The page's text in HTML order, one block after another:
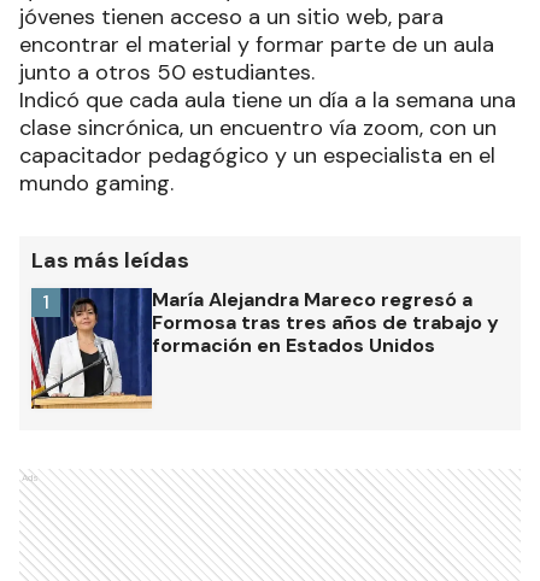
jóvenes tienen acceso a un sitio web, para
encontrar el material y formar parte de un aula
junto a otros 50 estudiantes.
Indicó que cada aula tiene un día a la semana una
clase sincrónica, un encuentro vía zoom, con un
capacitador pedagógico y un especialista en el
mundo gaming.
Las más leídas
María Alejandra Mareco regresó a
Formosa tras tres años de trabajo y
formación en Estados Unidos
1
Ads